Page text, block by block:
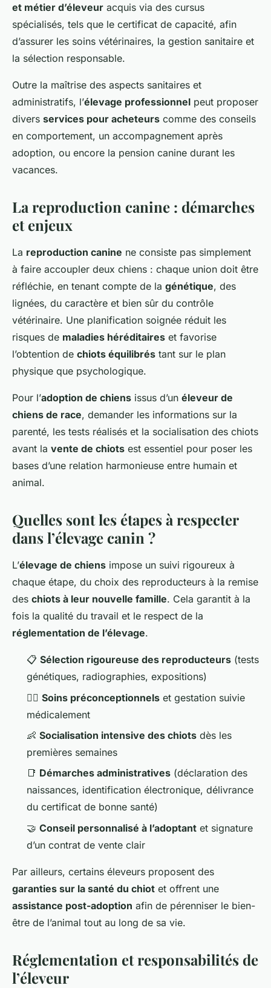
et métier d’éleveur acquis via des cursus
spécialisés, tels que le certificat de capacité, afin
d’assurer les soins vétérinaires, la gestion sanitaire et
la sélection responsable.
Outre la maîtrise des aspects sanitaires et
administratifs, l’élevage professionnel peut proposer
divers services pour acheteurs comme des conseils
en comportement, un accompagnement après
adoption, ou encore la pension canine durant les
vacances.
La reproduction canine : démarches
et enjeux
La reproduction canine ne consiste pas simplement
à faire accoupler deux chiens : chaque union doit être
réfléchie, en tenant compte de la génétique, des
lignées, du caractère et bien sûr du contrôle
vétérinaire. Une planification soignée réduit les
risques de maladies héréditaires et favorise
l’obtention de chiots équilibrés tant sur le plan
physique que psychologique.
Pour l’adoption de chiens issus d’un éleveur de
chiens de race, demander les informations sur la
parenté, les tests réalisés et la socialisation des chiots
avant la vente de chiots est essentiel pour poser les
bases d’une relation harmonieuse entre humain et
animal.
Quelles sont les étapes à respecter
dans l’élevage canin ?
L’élevage de chiens impose un suivi rigoureux à
chaque étape, du choix des reproducteurs à la remise
des chiots à leur nouvelle famille. Cela garantit à la
fois la qualité du travail et le respect de la
réglementation de l’élevage.
📋 Sélection rigoureuse des reproducteurs (tests
génétiques, radiographies, expositions)
🐕‍🦺 Soins préconceptionnels et gestation suivie
médicalement
👶 Socialisation intensive des chiots dès les
premières semaines
📑 Démarches administratives (déclaration des
naissances, identification électronique, délivrance
du certificat de bonne santé)
🤝 Conseil personnalisé à l’adoptant et signature
d’un contrat de vente clair
Par ailleurs, certains éleveurs proposent des
garanties sur la santé du chiot et offrent une
assistance post-adoption afin de pérenniser le bien-
être de l’animal tout au long de sa vie.
Réglementation et responsabilités de
l’éleveur